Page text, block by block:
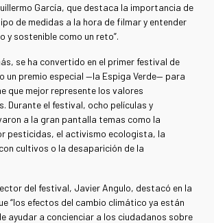
García, que destaca la importancia de
de medidas a la hora de filmar y entender
y sostenible como un reto”.
se ha convertido en el primer festival de
un premio especial —la Espiga Verde— para
que mejor represente los valores
Durante el festival, ocho películas y
a la gran pantalla temas como la
pesticidas, el activismo ecologista, la
cultivos o la desaparición de la
del festival, Javier Angulo, destacó en la
“los efectos del cambio climático ya están
ayudar a concienciar a los ciudadanos sobre